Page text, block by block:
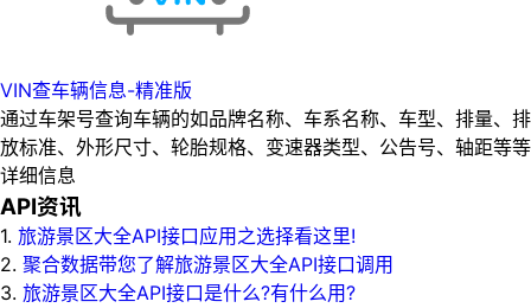
VIN查车辆信息-精准版
通过车架号查询车辆的如品牌名称、车系名称、车型、排量、排
放标准、外形尺寸、轮胎规格、变速器类型、公告号、轴距等等
详细信息
API资讯
1. 旅游景区大全API接口应用之选择看这里!
2. 聚合数据带您了解旅游景区大全API接口调用
3. 旅游景区大全API接口是什么?有什么用?